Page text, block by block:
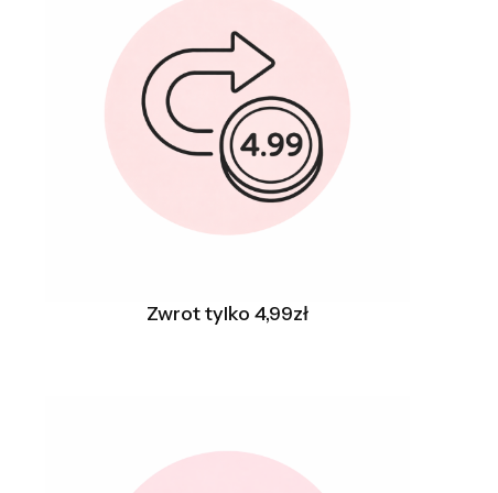
Zwrot tylko 4,99zł